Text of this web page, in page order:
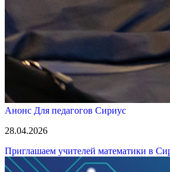
Анонс Для педагогов Сириус
28.04.2026
Приглашаем учителей математики в